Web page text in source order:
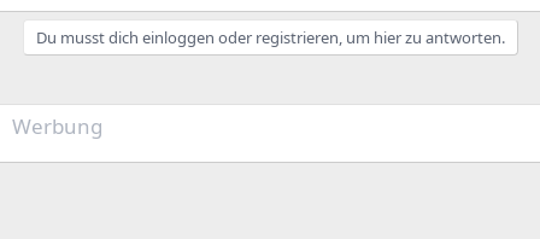
Du musst dich einloggen oder registrieren, um hier zu antworten.
Werbung